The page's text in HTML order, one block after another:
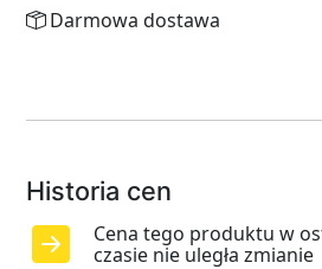
Darmowa dostawa
Historia cen
Cena tego produktu w
czasie nie uległa zmianie